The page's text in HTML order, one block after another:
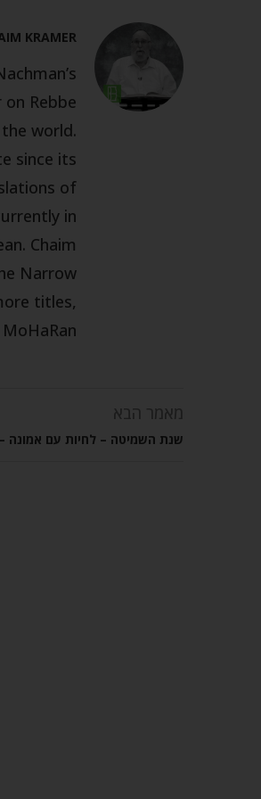
KRAMER
Rebbe
world.
since its
of
in
Chaim
Narrow
titles,
מאמר הבא
שנת השמיטה – לחיות עם